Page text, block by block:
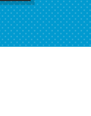
だろうなと凄く思
勧め。自分はこの流
hit. Shit.